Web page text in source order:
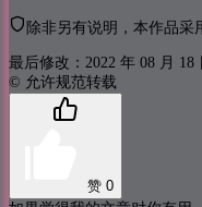
除非另有说明，本作品采
最后修改：2022 年 08 月 18
© 允许规范转载
赞 0